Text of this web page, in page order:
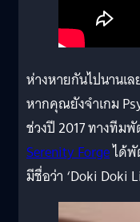
ห่างหายกันไปนานเ
หากคุณยังจำเกม
ช่วงปี 2017 ทางทีม
Serenity Forgeได้พั
มีชื่อว่า ‘Doki Doki